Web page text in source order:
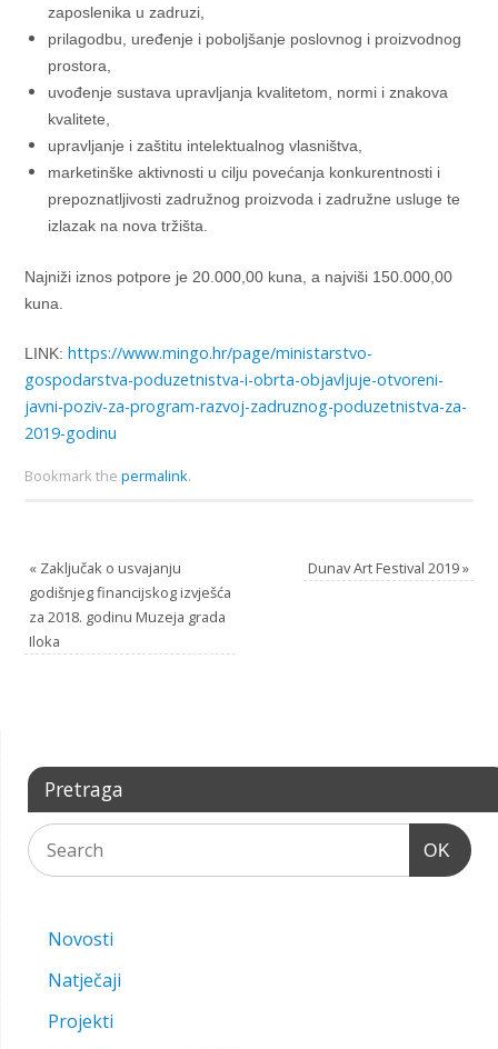
zaposlenika u zadruzi,
prilagodbu, uređenje i poboljšanje poslovnog i proizvodnog
prostora,
uvođenje sustava upravljanja kvalitetom, normi i znakova
kvalitete,
upravljanje i zaštitu intelektualnog vlasništva,
marketinške aktivnosti u cilju povećanja konkurentnosti i
prepoznatljivosti zadružnog proizvoda i zadružne usluge te
izlazak na nova tržišta.
Najniži iznos potpore je 20.000,00 kuna, a najviši 150.000,00
kuna.
LINK: https://www.mingo.hr/page/ministarstvo-
gospodarstva-poduzetnistva-i-obrta-objavljuje-otvoreni-
javni-poziv-za-program-razvoj-zadruznog-poduzetnistva-za-
2019-godinu
Bookmark the permalink.
«Zaključak o usvajanju
godišnjeg financijskog izvješća
za 2018. godinu Muzeja grada
Iloka
Dunav Art Festival 2019»
Pretraga
OK
Novosti
Natječaji
Projekti